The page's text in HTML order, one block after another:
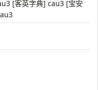
[客英字典] cau3 [宝安